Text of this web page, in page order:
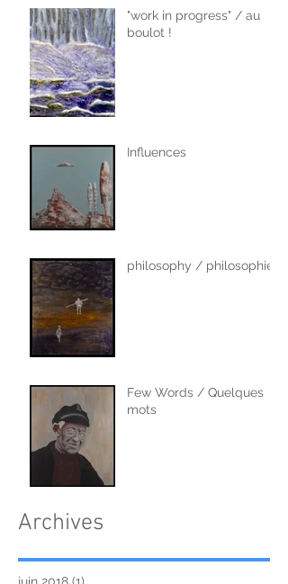
Archives
"work in progress" / au
boulot !
Influences
philosophy / philosophie
Few Words / Quelques
mots